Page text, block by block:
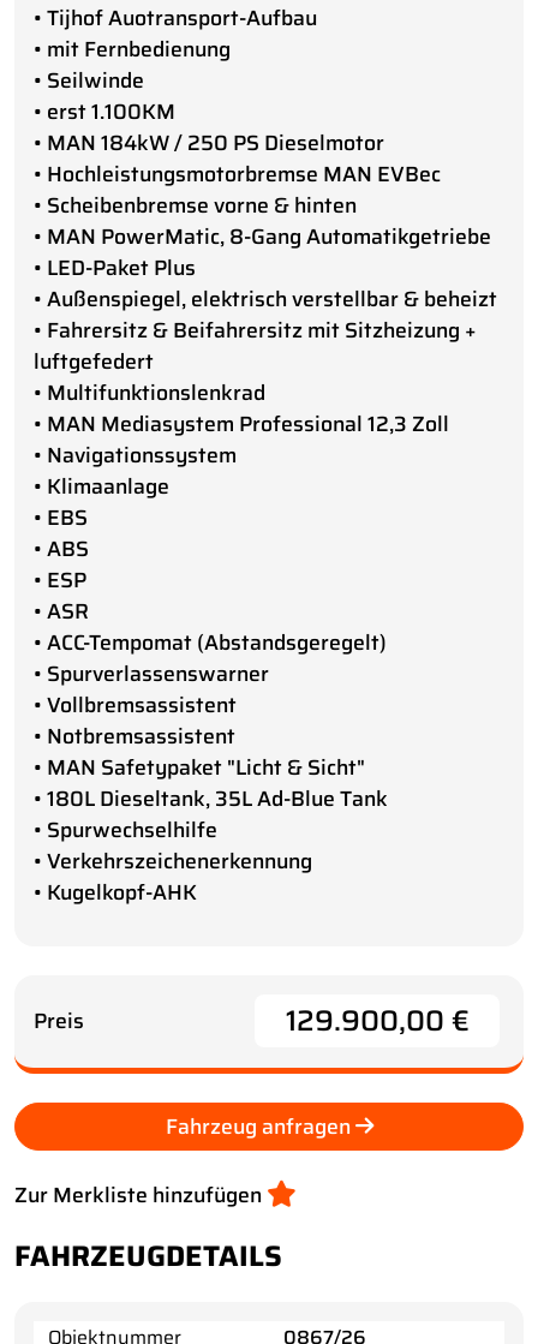
• Tijhof Auotransport-Aufbau
• mit Fernbedienung
• Seilwinde
• erst 1.100KM
• MAN 184kW / 250 PS Dieselmotor
• Hochleistungsmotorbremse MAN EVBec
• Scheibenbremse vorne & hinten
• MAN PowerMatic, 8-Gang Automatikgetriebe
• LED-Paket Plus
• Außenspiegel, elektrisch verstellbar & beheizt
• Fahrersitz & Beifahrersitz mit Sitzheizung +
luftgefedert
• Multifunktionslenkrad
• MAN Mediasystem Professional 12,3 Zoll
• Navigationssystem
• Klimaanlage
• EBS
• ABS
• ESP
• ASR
• ACC-Tempomat (Abstandsgeregelt)
• Spurverlassenswarner
• Vollbremsassistent
• Notbremsassistent
• MAN Safetypaket "Licht & Sicht"
• 180L Dieseltank, 35L Ad-Blue Tank
• Spurwechselhilfe
• Verkehrszeichenerkennung
• Kugelkopf-AHK
Preis 129.900,00 €
Fahrzeug anfragen
Zur Merkliste hinzufügen
FAHRZEUGDETAILS
Objektnummer
0867/26